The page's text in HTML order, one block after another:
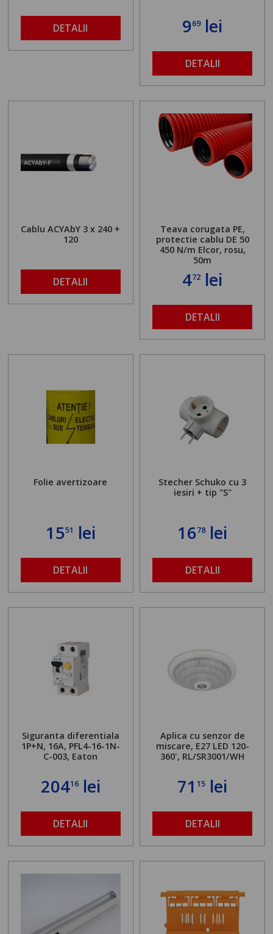
DETALII 969lei
DETALII
Cablu ACYAbY 3 x 240 +
120
DETALII
Teava corugata PE,
protectie cablu DE 50
450 N/m Elcor, rosu,
50m
472 lei
DETALII
Folie avertizoare
1551 lei
DETALII
Stecher Schuko cu 3
iesiri + tip "S"
1678lei
DETALII
Siguranta diferentiala
1P+N, 16A, PFL4-16-1N-
C-003, Eaton
20416lei
DETALII
Aplica cu senzor de
miscare, E27 LED 120-
360', RL/SR3001/WH
7115 lei
DETALII